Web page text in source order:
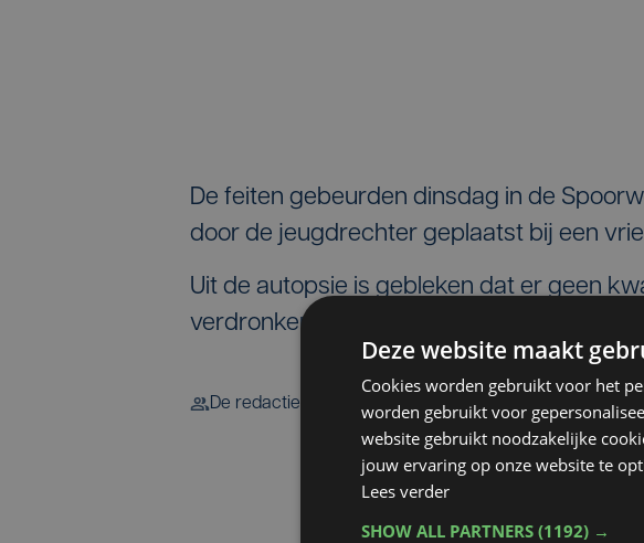
De feiten gebeurden dinsdag in de
door de jeugdrechter geplaatst bij een
Uit de autopsie is gebleken dat er geen
verdronken.
De redactie
Deze website maakt
Cookies worden gebruikt voor het
worden gebruikt voor
website gebruikt noodzakelijke
jouw ervaring op onze website te
Lees verder
SHOW ALL PARTNERS (1192) →